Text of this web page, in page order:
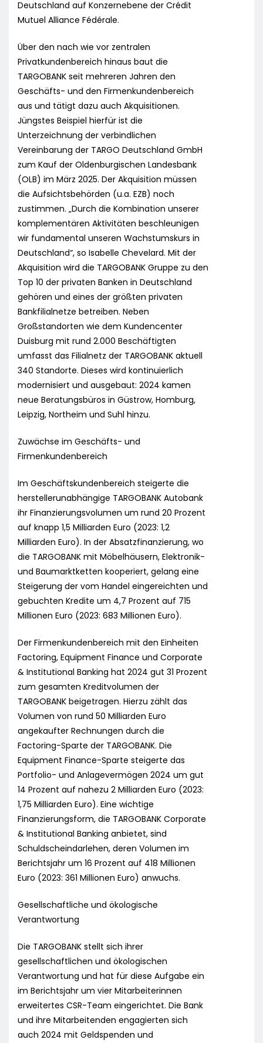
Deutschland auf Konzernebene der Crédit
Mutuel Alliance Fédérale.
Über den nach wie vor zentralen
Privatkundenbereich hinaus baut die
TARGOBANK seit mehreren Jahren den
Geschäfts- und den Firmenkundenbereich
aus und tätigt dazu auch Akquisitionen.
Jüngstes Beispiel hierfür ist die
Unterzeichnung der verbindlichen
Vereinbarung der TARGO Deutschland GmbH
zum Kauf der Oldenburgischen Landesbank
(OLB) im März 2025. Der Akquisition müssen
die Aufsichtsbehörden (u.a. EZB) noch
zustimmen. „Durch die Kombination unserer
komplementären Aktivitäten beschleunigen
wir fundamental unseren Wachstumskurs in
Deutschland“, so Isabelle Chevelard. Mit der
Akquisition wird die TARGOBANK Gruppe zu den
Top 10 der privaten Banken in Deutschland
gehören und eines der größten privaten
Bankfilialnetze betreiben. Neben
Großstandorten wie dem Kundencenter
Duisburg mit rund 2.000 Beschäftigten
umfasst das Filialnetz der TARGOBANK aktuell
340 Standorte. Dieses wird kontinuierlich
modernisiert und ausgebaut: 2024 kamen
neue Beratungsbüros in Güstrow, Homburg,
Leipzig, Northeim und Suhl hinzu.
Zuwächse im Geschäfts- und
Firmenkundenbereich
Im Geschäftskundenbereich steigerte die
herstellerunabhängige TARGOBANK Autobank
ihr Finanzierungsvolumen um rund 20 Prozent
auf knapp 1,5 Milliarden Euro (2023: 1,2
Milliarden Euro). In der Absatzfinanzierung, wo
die TARGOBANK mit Möbelhäusern, Elektronik-
und Baumarktketten kooperiert, gelang eine
Steigerung der vom Handel eingereichten und
gebuchten Kredite um 4,7 Prozent auf 715
Millionen Euro (2023: 683 Millionen Euro).
Der Firmenkundenbereich mit den Einheiten
Factoring, Equipment Finance und Corporate
& Institutional Banking hat 2024 gut 31 Prozent
zum gesamten Kreditvolumen der
TARGOBANK beigetragen. Hierzu zählt das
Volumen von rund 50 Milliarden Euro
angekaufter Rechnungen durch die
Factoring-Sparte der TARGOBANK. Die
Equipment Finance-Sparte steigerte das
Portfolio- und Anlagevermögen 2024 um gut
14 Prozent auf nahezu 2 Milliarden Euro (2023:
1,75 Milliarden Euro). Eine wichtige
Finanzierungsform, die TARGOBANK Corporate
& Institutional Banking anbietet, sind
Schuldscheindarlehen, deren Volumen im
Berichtsjahr um 16 Prozent auf 418 Millionen
Euro (2023: 361 Millionen Euro) anwuchs.
Gesellschaftliche und ökologische
Verantwortung
Die TARGOBANK stellt sich ihrer
gesellschaftlichen und ökologischen
Verantwortung und hat für diese Aufgabe ein
im Berichtsjahr um vier Mitarbeiterinnen
erweitertes CSR-Team eingerichtet. Die Bank
und ihre Mitarbeitenden engagierten sich
auch 2024 mit Geldspenden und